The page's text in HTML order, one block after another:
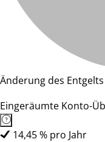
Änderung des
Eingeräumte Konto-
14,45 % pro Jahr